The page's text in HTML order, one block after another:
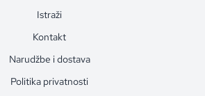
Istraži
Kontakt
Narudžbe i dostava
Politika privatnosti